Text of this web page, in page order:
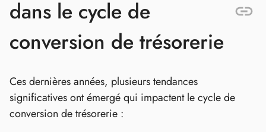
\text{DSO}
-
\text{DPO}
dans le cycle de
conversion de trésorerie
Ces dernières années, plusieurs tendances
significatives ont émergé qui impactent le cycle de
conversion de trésorerie :